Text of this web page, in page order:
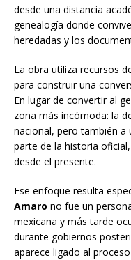
desde una distancia
genealogía donde
heredadas y los
La obra utiliza recursos
para construir una
En lugar de convertir al
zona más incómoda: la
nacional, pero también a
parte de la historia
desde el presente.
Ese enfoque resulta
Amaro no fue un
mexicana y más tarde
durante gobiernos
aparece ligado al